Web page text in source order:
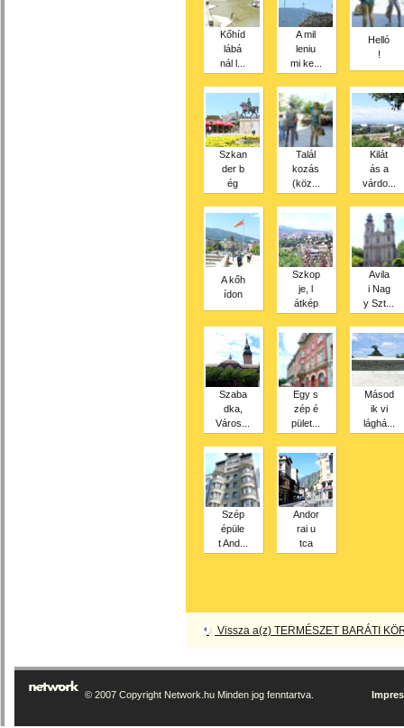
Kőhíd
lábá
nál l...
A mil
leniu
mi ke...
Helló
!
Szkan
der b
ég
Talál
kozás
(köz...
Kilát
ás a
várdo...
A kőh
ídon
Szkop
je, l
átkép
Avila
i Nag
y Szt...
Szaba
dka,
Város...
Egy s
zép é
pület...
Másod
ik vi
lághá...
Szép
épüle
t And...
Andor
rai u
tca
Vissza a(z) TERMÉSZET BARÁTI
© 2007 Copyright Network.hu Minden jog fenntartva.